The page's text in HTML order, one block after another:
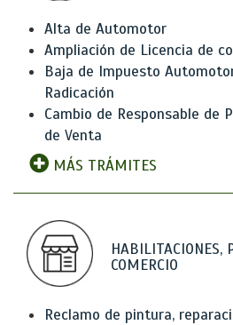
Alta de Automotor
Ampliación de Licencia de
Baja de Impuesto
Radicación
Cambio de Responsable de
de Venta
MÁS TRÁMITES
HABILITACIONES,
COMERCIO
Reclamo de pintura,